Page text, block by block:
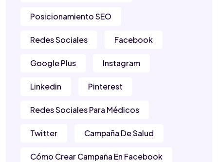
Posicionamiento SEO
Redes Sociales Facebook
Google Plus Instagram
Linkedin Pinterest
Redes Sociales Para Médicos
Twitter Campaña De Salud
Cómo Crear Campaña En Facebook